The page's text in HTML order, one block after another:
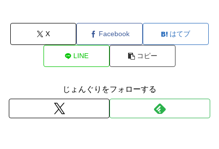
X Facebook はてブ
LINE コピー
じょんぐりをフォローする